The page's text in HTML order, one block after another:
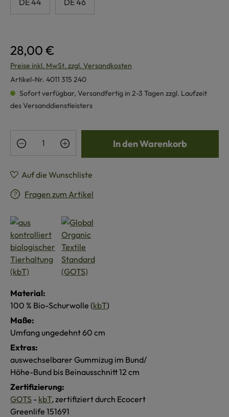
28,00 €
Preise inkl. MwSt. zzgl. Versandkosten
Artikel-Nr. 4011 315 240
Sofort verfügbar, Versandfertig in 2-3 Tagen zzgl. Laufzeit
des Versanddienstleisters
Produkt Anzahl: Gib den gewünschten
In den Warenkorb
Auf die Wunschliste
Fragen zum Artikel
Material:
100 % Bio-Schurwolle (kbT)
Maße:
Umfang ungedehnt 60 cm
Extras:
auswechselbarer Gummizug im Bund/
Höhe-Bund bis Beinausschnitt 12 cm
Zertifizierung:
GOTS - kbT, zertifiziert durch Ecocert
Greenlife 151691